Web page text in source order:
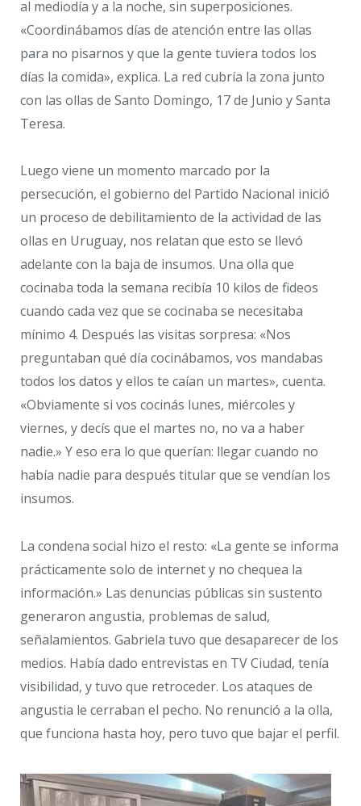
al mediodía y a la noche, sin superposiciones.
«Coordinábamos días de atención entre las ollas
para no pisarnos y que la gente tuviera todos los
días la comida», explica. La red cubría la zona junto
con las ollas de Santo Domingo, 17 de Junio y Santa
Teresa.
Luego viene un momento marcado por la
persecución, el gobierno del Partido Nacional inició
un proceso de debilitamiento de la actividad de las
ollas en Uruguay, nos relatan que esto se llevó
adelante con la baja de insumos. Una olla que
cocinaba toda la semana recibía 10 kilos de fideos
cuando cada vez que se cocinaba se necesitaba
mínimo 4. Después las visitas sorpresa: «Nos
preguntaban qué día cocinábamos, vos mandabas
todos los datos y ellos te caían un martes», cuenta.
«Obviamente si vos cocinás lunes, miércoles y
viernes, y decís que el martes no, no va a haber
nadie.» Y eso era lo que querían: llegar cuando no
había nadie para después titular que se vendían los
insumos.
La condena social hizo el resto: «La gente se informa
prácticamente solo de internet y no chequea la
información.» Las denuncias públicas sin sustento
generaron angustia, problemas de salud,
señalamientos. Gabriela tuvo que desaparecer de los
medios. Había dado entrevistas en TV Ciudad, tenía
visibilidad, y tuvo que retroceder. Los ataques de
angustia le cerraban el pecho. No renunció a la olla,
que funciona hasta hoy, pero tuvo que bajar el perfil.